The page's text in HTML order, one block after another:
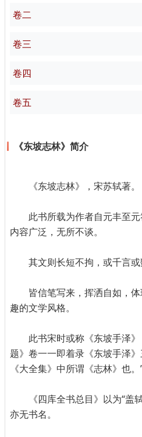
卷二
卷三
卷四
卷五
《东坡志林》简介
《东坡志林》，宋苏轼著。
此书所载为作者自元丰至
内容广泛，无所不谈。
其文则长短不拘，或千言或
皆信笔写来，挥洒自如，
趣的文学风格。
此书宋时或称《东坡手泽
题》卷一一即着录《东坡手泽
《大全集》中所谓《志林》也。
《四库全书总目》以为“盖
亦无书名。